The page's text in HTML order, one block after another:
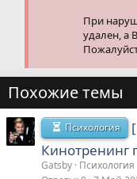
При
удален, а
Похожие темы
Психология
Кинотренинг
Gatsby Психология